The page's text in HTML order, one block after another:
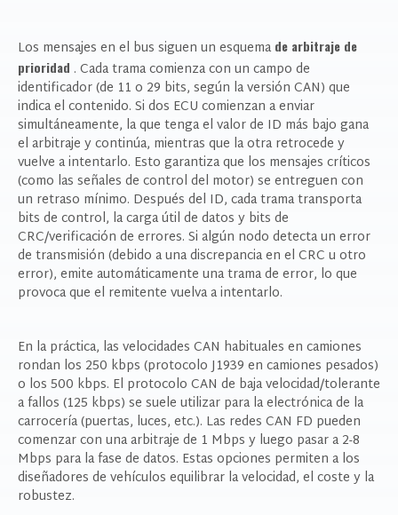
Los mensajes en el bus siguen un esquema de arbitraje de
prioridad . Cada trama comienza con un campo de
identificador (de 11 o 29 bits, según la versión CAN) que
indica el contenido. Si dos ECU comienzan a enviar
simultáneamente, la que tenga el valor de ID más bajo gana
el arbitraje y continúa, mientras que la otra retrocede y
vuelve a intentarlo. Esto garantiza que los mensajes críticos
(como las señales de control del motor) se entreguen con
un retraso mínimo. Después del ID, cada trama transporta
bits de control, la carga útil de datos y bits de
CRC/verificación de errores. Si algún nodo detecta un error
de transmisión (debido a una discrepancia en el CRC u otro
error), emite automáticamente una trama de error, lo que
provoca que el remitente vuelva a intentarlo.
En la práctica, las velocidades CAN habituales en camiones
rondan los 250 kbps (protocolo J1939 en camiones pesados)
o los 500 kbps. El protocolo CAN de baja velocidad/tolerante
a fallos (125 kbps) se suele utilizar para la electrónica de la
carrocería (puertas, luces, etc.). Las redes CAN FD pueden
comenzar con una arbitraje de 1 Mbps y luego pasar a 2-8
Mbps para la fase de datos. Estas opciones permiten a los
diseñadores de vehículos equilibrar la velocidad, el coste y la
robustez.